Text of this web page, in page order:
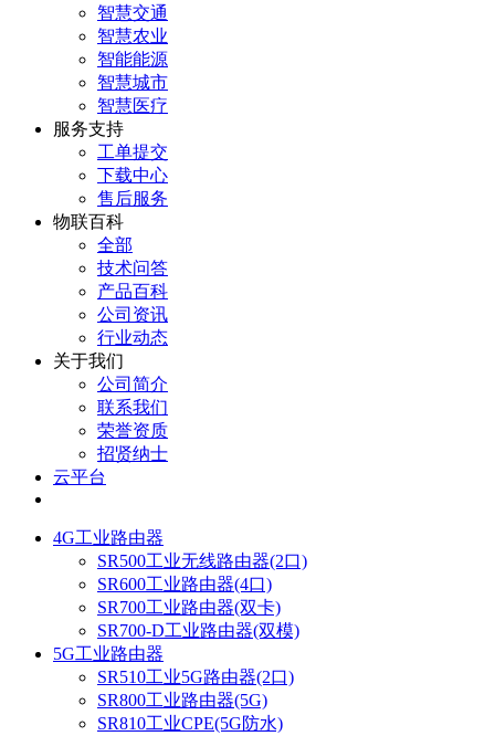
智慧交通
智慧农业
智能能源
智慧城市
智慧医疗
服务支持
工单提交
下载中心
售后服务
物联百科
全部
技术问答
产品百科
公司资讯
行业动态
关于我们
公司简介
联系我们
荣誉资质
招贤纳士
云平台
4G工业路由器
SR500工业无线路由器(2口)
SR600工业路由器(4口)
SR700工业路由器(双卡)
SR700-D工业路由器(双模)
5G工业路由器
SR510工业5G路由器(2口)
SR800工业路由器(5G)
SR810工业CPE(5G防水)